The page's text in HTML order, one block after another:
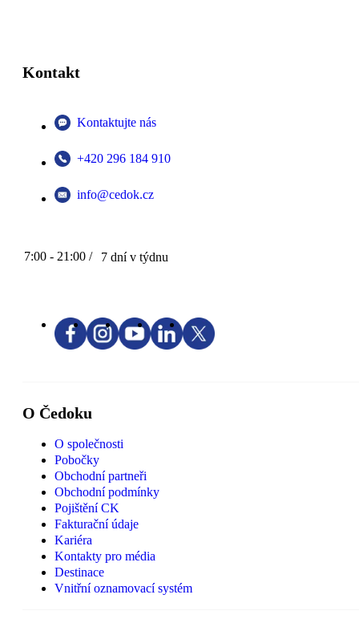
Kontakt
Kontaktujte nás
+420 296 184 910
info@cedok.cz
7:00 - 21:00 / 7 dní v týdnu
O Čedoku
O společnosti
Pobočky
Obchodní partneři
Obchodní podmínky
Pojištění CK
Fakturační údaje
Kariéra
Kontakty pro média
Destinace
Vnitřní oznamovací systém